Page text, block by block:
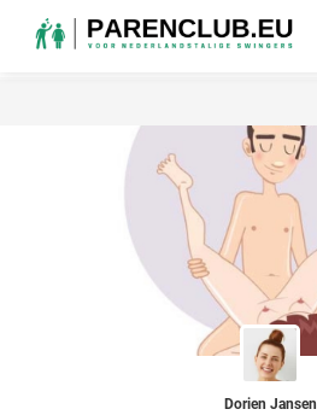
Dorien Jansen